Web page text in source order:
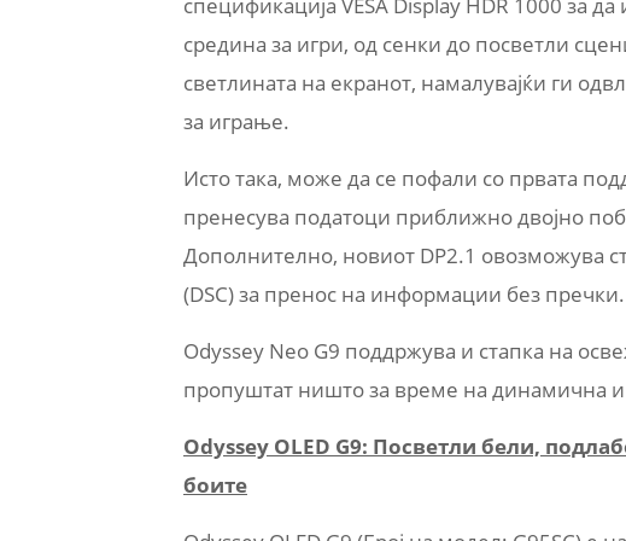
средина за игри, од сенки до посветли
светлината на екранот, намалувајќи ги
за играње.
Исто така, може да се пофали со првата
пренесува податоци приближно двојно
Дополнително, новиот DP2.1 овозможува
(DSC) за пренос на информации без пречки.
Odyssey Neo G9 поддржува и стапка на
пропуштат ништо за време на динамична и
Odyssey OLED G9: Посветли бели,
боите